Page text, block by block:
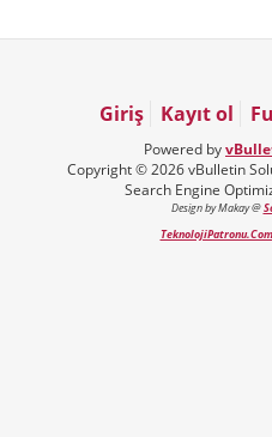
Giriş Kayıt ol
Powered by
Copyright © 2026 vBulletin
Search Engine
Design by Makay @
TeknolojiPatronu.Com